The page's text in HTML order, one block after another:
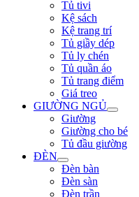
Tủ tivi
Kệ sách
Kệ trang trí
Tủ giầy dép
Tủ ly chén
Tủ quần áo
Tủ trang điểm
Giá treo
GIƯỜNG NGỦ
Giường
Giường cho bé
Tủ đầu giường
ĐÈN
Đèn bàn
Đèn sàn
Đèn trần